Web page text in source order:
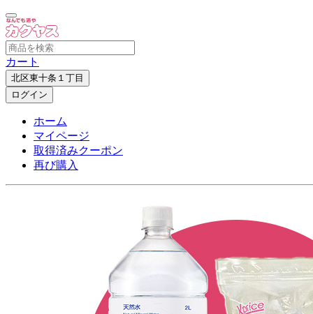
カート
北区東十条１丁目
ログイン
ホーム
マイページ
取得済みクーポン
再び購入